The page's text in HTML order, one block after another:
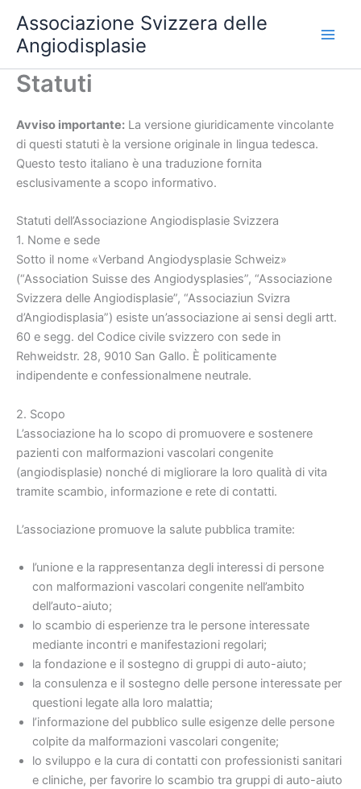
contenuto
Associazione Svizzera delle
Angiodisplasie
Statuti
Avviso importante: La versione giuridicamente vincolante
di questi statuti è la versione originale in lingua tedesca.
Questo testo italiano è una traduzione fornita
esclusivamente a scopo informativo.
Statuti dell’Associazione Angiodisplasie Svizzera
1. Nome e sede
Sotto il nome «Verband Angiodysplasie Schweiz»
(“Association Suisse des Angiodysplasies”, “Associazione
Svizzera delle Angiodisplasie”, “Associaziun Svizra
d’Angiodisplasia”) esiste un’associazione ai sensi degli artt.
60 e segg. del Codice civile svizzero con sede in
Rehweidstr. 28, 9010 San Gallo. È politicamente
indipendente e confessionalmene neutrale.
2. Scopo
L’associazione ha lo scopo di promuovere e sostenere
pazienti con malformazioni vascolari congenite
(angiodisplasie) nonché di migliorare la loro qualità di vita
tramite scambio, informazione e rete di contatti.
L’associazione promuove la salute pubblica tramite:
l’unione e la rappresentanza degli interessi di persone
con malformazioni vascolari congenite nell’ambito
dell’auto-aiuto;
lo scambio di esperienze tra le persone interessate
mediante incontri e manifestazioni regolari;
la fondazione e il sostegno di gruppi di auto-aiuto;
la consulenza e il sostegno delle persone interessate per
questioni legate alla loro malattia;
l’informazione del pubblico sulle esigenze delle persone
colpite da malformazioni vascolari congenite;
lo sviluppo e la cura di contatti con professionisti sanitari
e cliniche, per favorire lo scambio tra gruppi di auto-aiuto